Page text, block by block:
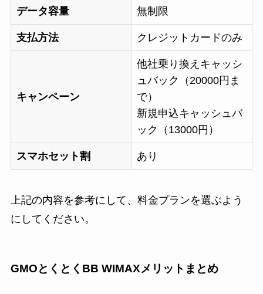
データ容量 無制限
支払方法 クレジットカードのみ
キャンペーン
他社乗り換えキャッシ
ュバック（20000円ま
で）
新規申込キャッシュバ
ック（13000円）
スマホセット割 あり
上記の内容を参考にして、料金プランを選ぶよう
にしてください。
GMOとくとくBB WIMAXメリットまとめ